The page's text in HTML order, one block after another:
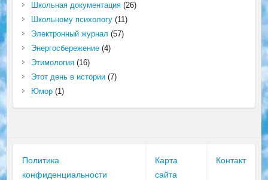
Школьная документация(26)
Школьному психологу(11)
Электронный журнал (57)
Энергосбережение(4)
Этимология(16)
Этот день в истории(7)
Юмор(1)
Политика
конфиденциальности
Карта
сайта
Контакт